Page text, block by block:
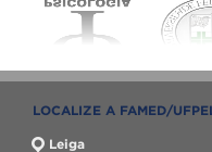
LOCALIZE A FAMED/UFPEL
Leiga